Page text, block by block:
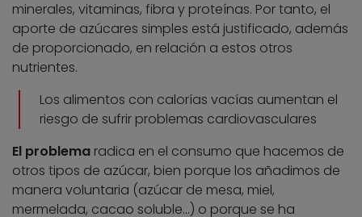
minerales, vitaminas, fibra y proteínas. Por tanto, el
aporte de azúcares simples está justificado, además
de proporcionado, en relación a estos otros
nutrientes.
Los alimentos con calorías vacías aumentan el
riesgo de sufrir problemas cardiovasculares
El problema radica en el consumo que hacemos de
otros tipos de azúcar, bien porque los añadimos de
manera voluntaria (azúcar de mesa, miel,
mermelada, cacao soluble…) o porque se ha